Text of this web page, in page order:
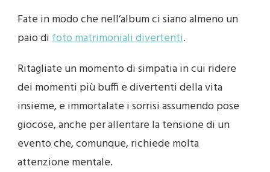
Fate in modo che nell’album ci siano almeno un
paio difoto matrimoniali divertenti.
Ritagliate un momento di simpatia in cui ridere
dei momenti più buffi e divertenti della vita
insieme, e immortalate i sorrisi assumendo pose
giocose, anche per allentare la tensione di un
evento che, comunque, richiede molta
attenzione mentale.